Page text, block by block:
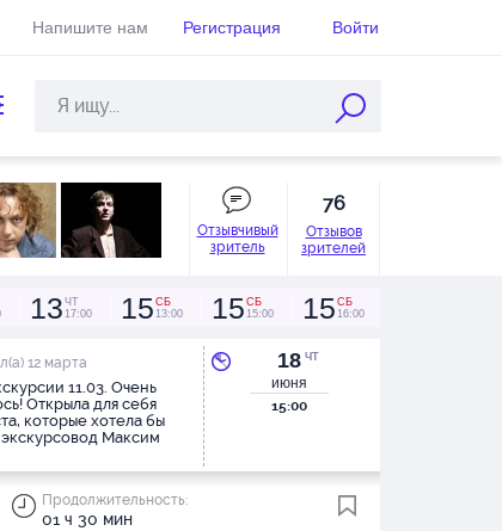
Напишите нам Регистрация Войти
Отзывчивый
зритель
76
Отзывов
зрителей
13 ЧТ
17:00
15 СБ
13:00
15 СБ
15:00
15 СБ
16:00
12 марта
11.03. Очень
Открыла для себя
которые хотела бы
экскурсовод Максим
слушала его, открыв
Несмотря на то,
длилась всего час, а
18 ЧТ
июня
15:00
Продолжительность:
01 ч 30 мин